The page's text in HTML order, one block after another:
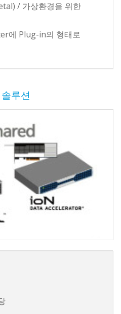
/ 가상환경을 위한
에 Plug-in의 형태로
루션